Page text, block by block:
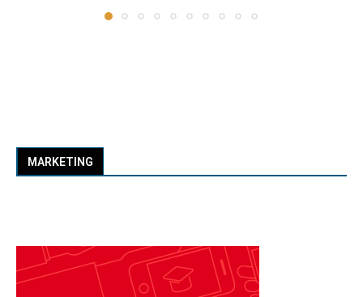
MARKETING